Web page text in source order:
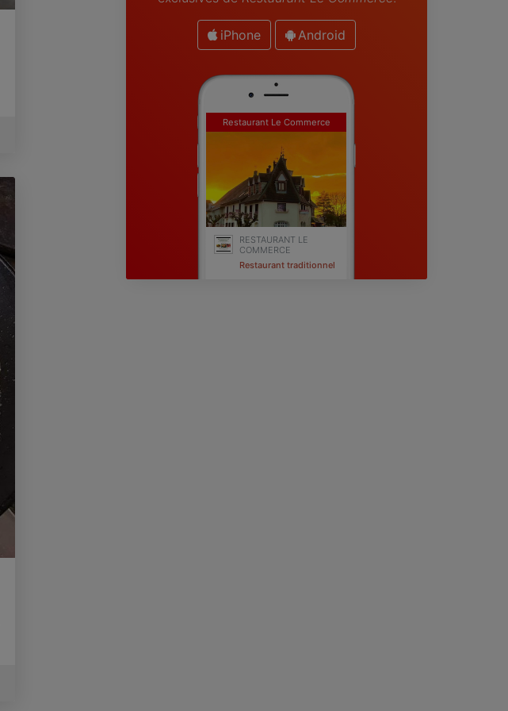
iPhone Android
Restaurant Le Commerce
RESTAURANT LE
COMMERCE
Restaurant traditionnel